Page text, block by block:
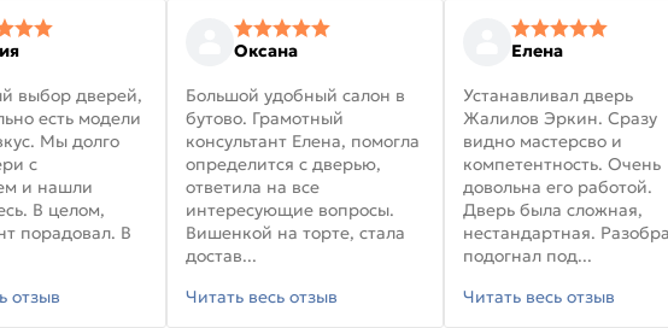
выбор дверей,
есть модели
Мы долго
с
и нашли
В целом,
порадовал. В
отзыв
Оксана
Большой удобный салон в
бутово. Грамотный
консультант Елена, помогла
определится с дверью,
ответила на все
интересующие вопросы.
Вишенкой на торте, стала
достав...
Читать весь отзыв
Елена
Устанавливал дверь
Жалилов Эркин. Сразу
видно мастерсво и
компетентность. Очень
довольна его работой.
Дверь была сложная,
нестандартная.
подогнал под...
Читать весь отзыв